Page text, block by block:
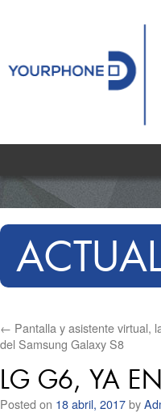
← Pantalla y asistente virtual,
del Samsung Galaxy S8
LG G6, YA
Posted on 18 abril, 2017by